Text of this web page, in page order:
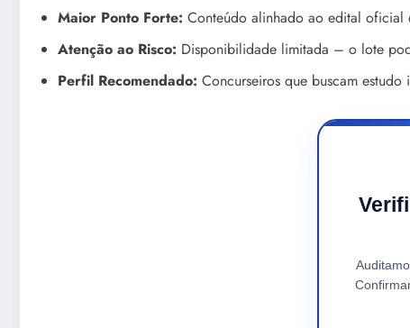
Maior Ponto Forte: Conteúdo alinhado ao edital oficial
Atenção ao Risco: Disponibilidade limitada – o lote
Perfil Recomendado: Concurseiros que buscam